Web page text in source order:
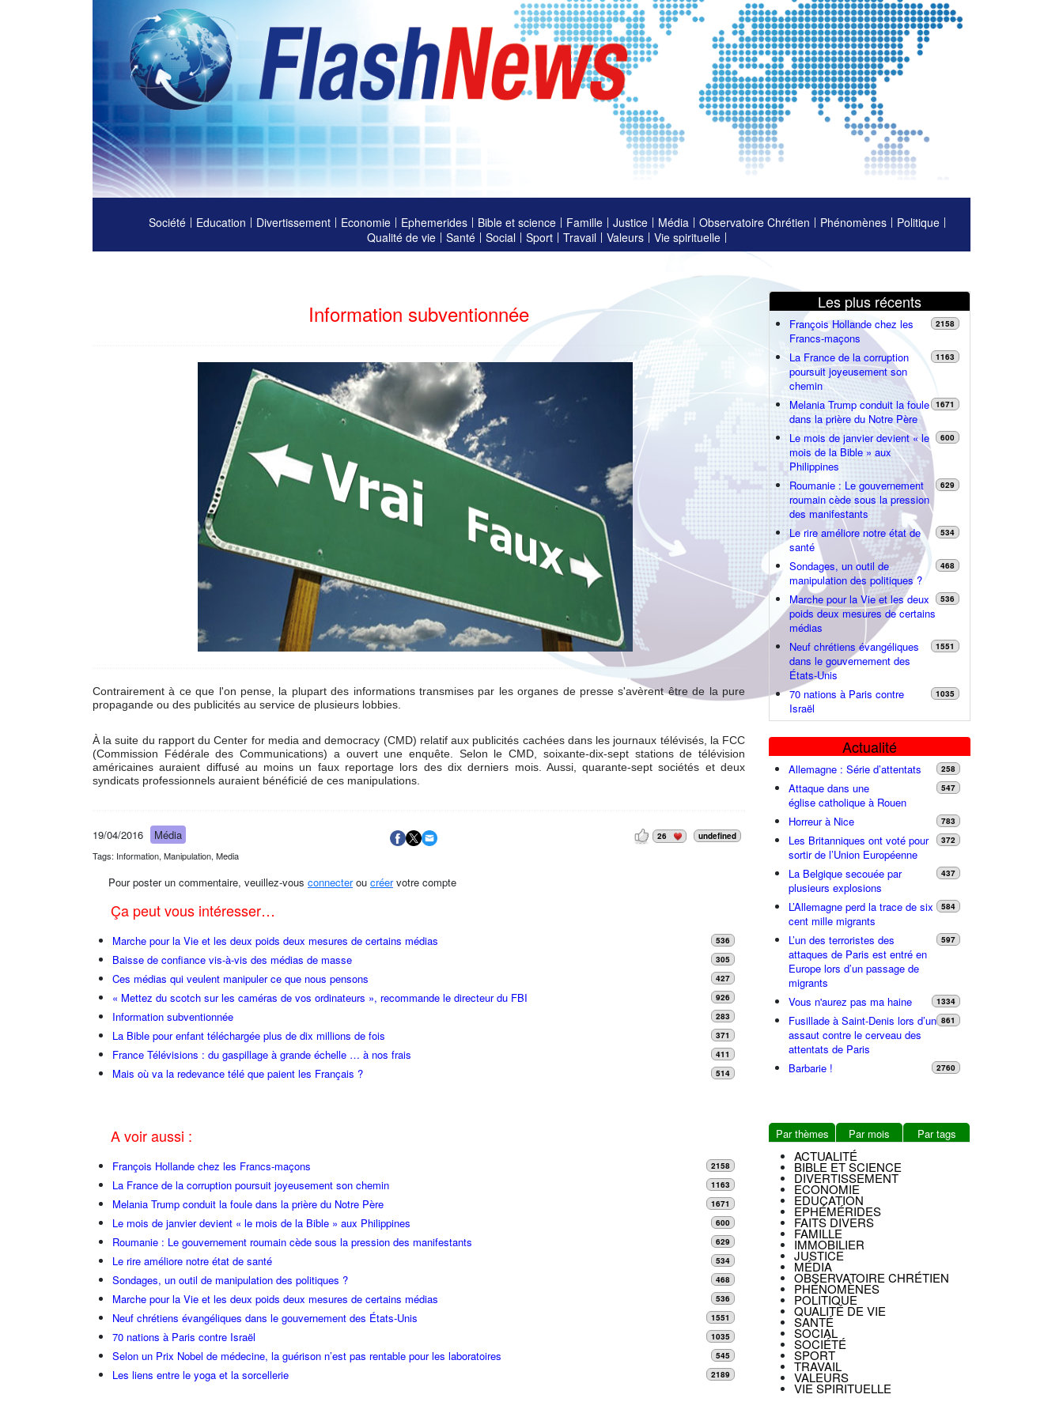
Société Education Divertissement Economie Ephemerides Bible et science Famille Justice Média Observatoire Chrétien Phénomènes
Politique
Qualité de vie
Santé Social Sport Travail Valeurs Vie spirituelle
Information subventionnée
Contrairement à ce que l'on pense, la plupart des informations transmises par les organes de presse s'avèrent être de la pure
propagande ou des publicités au service de plusieurs lobbies.
À la suite du rapport du Center for media and democracy (CMD) relatif aux publicités cachées dans les journaux télévisés, la FCC
(Commission Fédérale des Communications) a ouvert une enquête. Selon le CMD, soixante-dix-sept stations de télévision
américaines auraient diffusé au moins un faux reportage lors des dix derniers mois. Aussi, quarante-sept sociétés et deux
syndicats professionnels auraient bénéficié de ces manipulations.
19/04/2016 Média 26 undefined
Tags: Information, Manipulation, Media
Pour poster un commentaire, veuillez-vous connecterou créervotre compte
Ça peut vous intéresser…
Marche pour la Vie et les deux poids deux mesures de certains médias 536
Baisse de confiance vis-à-vis des médias de masse 305
Ces médias qui veulent manipuler ce que nous pensons 427
« Mettez du scotch sur les caméras de vos ordinateurs », recommande le directeur du FBI 926
Information subventionnée 283
La Bible pour enfant téléchargée plus de dix millions de fois 371
France Télévisions : du gaspillage à grande échelle … à nos frais 411
Mais où va la redevance télé que paient les Français ? 514
A voir aussi :
François Hollande chez les Francs-maçons 2158
La France de la corruption poursuit joyeusement son chemin 1163
Melania Trump conduit la foule dans la prière du Notre Père 1671
Le mois de janvier devient « le mois de la Bible » aux Philippines 600
Roumanie : Le gouvernement roumain cède sous la pression des manifestants 629
Le rire améliore notre état de santé 534
Sondages, un outil de manipulation des politiques ? 468
Marche pour la Vie et les deux poids deux mesures de certains médias 536
Neuf chrétiens évangéliques dans le gouvernement des États-Unis 1551
70 nations à Paris contre Israël 1035
Selon un Prix Nobel de médecine, la guérison n’est pas rentable pour les laboratoires 545
Les liens entre le yoga et la sorcellerie 2189
Les plus récents
François Hollande chez les
Francs-maçons
2158
La France de la corruption
poursuit joyeusement son
chemin
1163
Melania Trump conduit la foule
dans la prière du Notre Père
1671
Le mois de janvier devient « le
mois de la Bible » aux
Philippines
600
Roumanie : Le gouvernement
roumain cède sous la pression
des manifestants
629
Le rire améliore notre état de
santé
534
Sondages, un outil de
manipulation des politiques ?
468
Marche pour la Vie et les deux
poids deux mesures de certains
médias
536
Neuf chrétiens évangéliques
dans le gouvernement des
États-Unis
1551
70 nations à Paris contre
Israël
1035
Actualité
Allemagne : Série d’attentats 258
Attaque dans une
église catholique à Rouen
547
Horreur à Nice 783
Les Britanniques ont voté pour
sortir de l’Union Européenne
372
La Belgique secouée par
plusieurs explosions
437
L’Allemagne perd la trace de six
cent mille migrants
584
L’un des terroristes des
attaques de Paris est entré en
Europe lors d’un passage de
migrants
597
Vous n'aurez pas ma haine 1334
Fusillade à Saint-Denis lors d’un
assaut contre le cerveau des
attentats de Paris
861
Barbarie ! 2760
Par thèmes Par mois Par tags
ACTUALITÉ
BIBLE ET SCIENCE
DIVERTISSEMENT
ECONOMIE
EDUCATION
EPHÉMÉRIDES
FAITS DIVERS
FAMILLE
IMMOBILIER
JUSTICE
MÉDIA
OBSERVATOIRE CHRÉTIEN
PHÉNOMÈNES
POLITIQUE
QUALITÉ DE VIE
SANTÉ
SOCIAL
SOCIÉTÉ
SPORT
TRAVAIL
VALEURS
VIE SPIRITUELLE